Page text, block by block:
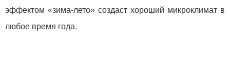
эффектом «зима-лето» создаст хороший микроклимат в
любое время года.